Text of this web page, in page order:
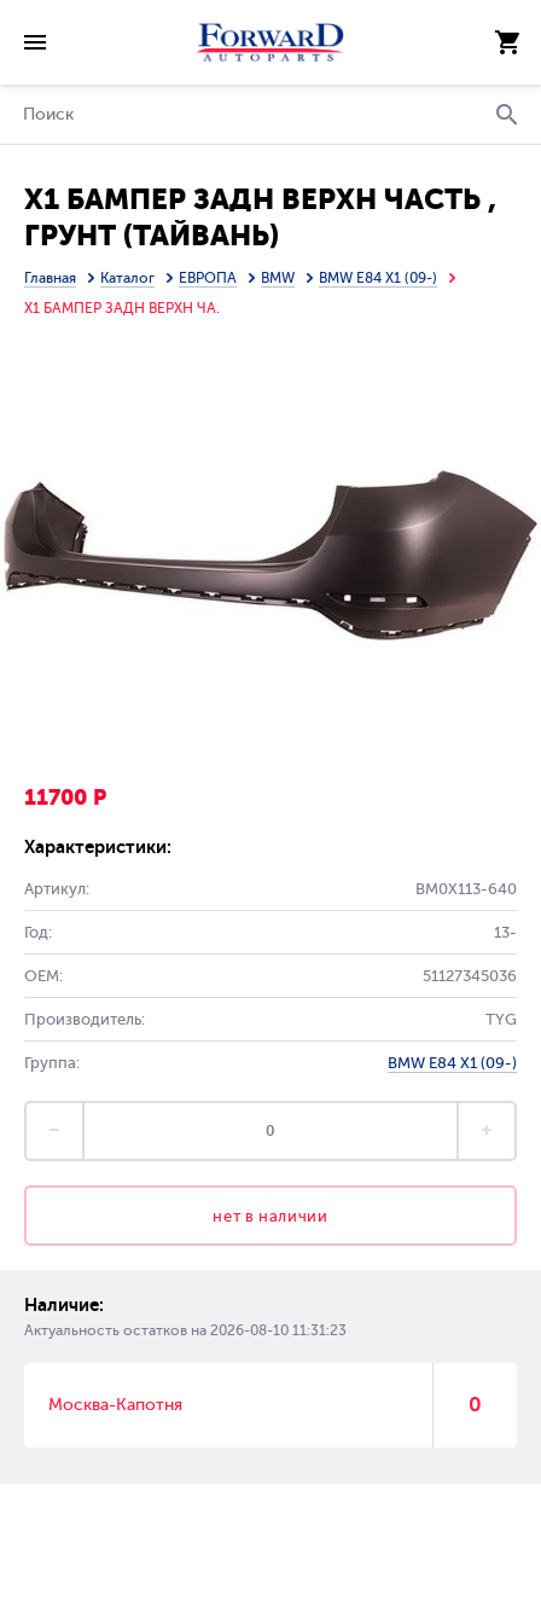
X1 БАМПЕР ЗАДН ВЕРХН ЧАСТЬ ,
ГРУНТ (ТАЙВАНЬ)
Главная Каталог ЕВРОПА BMW
BMW E84 X1 (09-)
X1 БАМПЕР ЗАДН ВЕРХН ЧА.
11700 Р
Характеристики:
Артикул: BM0X113-640
Год: 13-
OEM: 51127345036
Производитель: TYG
Группа: BMW E84 X1 (09-)
нет в наличии
Наличие:
Актуальность остатков на 2026-08-10 11:31:23
Москва-Капотня 0